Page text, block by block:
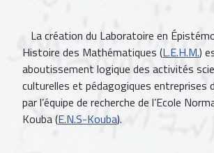
La création du Laboratoire en
Histoire des Mathématiques (L.E.H.M.)
aboutissement logique des activités
culturelles et pédagogiques entreprises
par l’équipe de recherche de l’Ecole
Kouba (E.N.S-Kouba).